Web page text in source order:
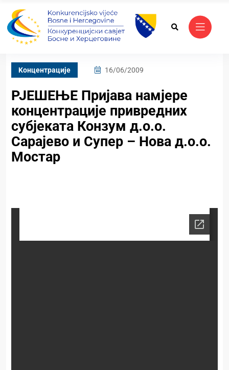
Kонцентрације 16/06/2009
РЈЕШЕЊЕ Пријава намјере
концентрације привредних
субјеката Конзум д.о.о.
Сарајево и Супер – Нова д.о.о.
Мостар